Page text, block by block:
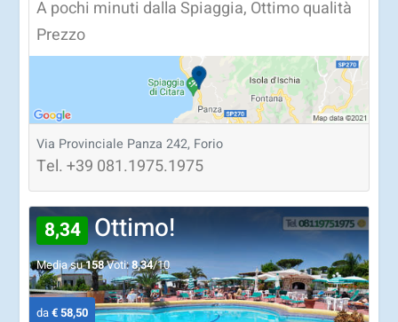
A pochi minuti dalla Spiaggia, Ottimo qualità
Prezzo
Via Provinciale Panza 242, Forio
Tel.+39 081.1975.1975
8,34 Ottimo!
Media su158Voti:8,34/10
da€ 58,50